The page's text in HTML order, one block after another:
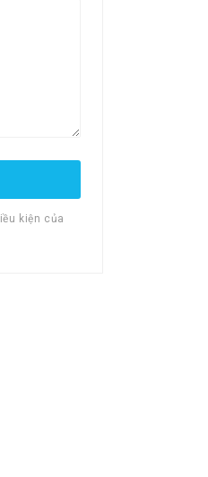
kiện của